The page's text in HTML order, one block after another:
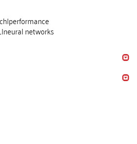
networks